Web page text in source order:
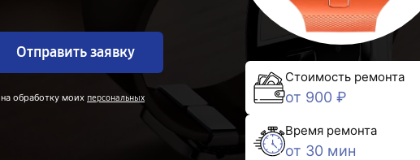
Отправить заявку
обработку моих персональных
Стоимость ремонта
от 900 ₽
Время ремонта
от 30 мин